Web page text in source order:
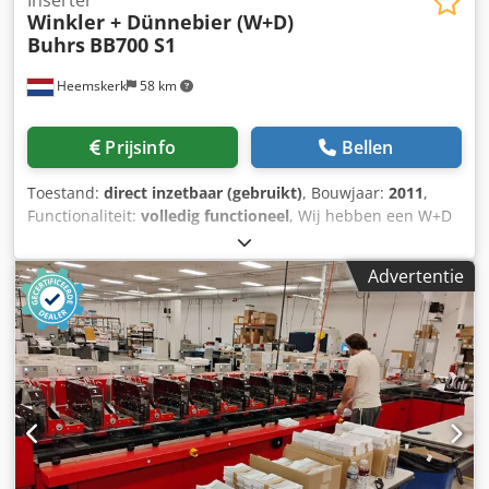
Heemskerk 58 km
Winkler + Dünnebier (W+D)
Buhrs BB700 S1
Prijsinfo Bellen
Toestand: direct inzetbaar (gebruikt), Bouwjaar: 2011,
Functionaliteit: volledig functioneel, Wij hebben een W+D
(Buhrs ITM) BB700 16K S1 enveloppeermachine, bouwjaar
2011, aangedreven door servomotoren, beschikbaar! De
staat van deze machine is zeer goed, omdat deze altijd het
noodzakelijke onderhoud heeft gekregen en slechts 21
miljoen omslagen heeft verwerkt. De machine is volledig
voorbereid op een Mueller Apparatebau of KERN
transactioneel systeemkanaal voor het
invoeren/lezen/verzamelen/vouwen van A4-documenten.
In deze configuratie kunnen wij desgewenst ook een
gebruikte Mueller-kanaal aanbieden, zelfs uitgerust voor
eindloze verwerking, compleet met afwikkelaar, snijder en
Advertentie